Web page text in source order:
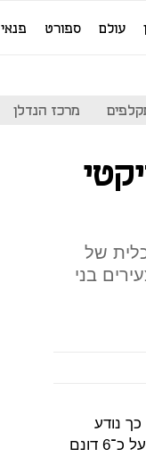
עולם ספורט פנאי
מרכז הנדלן
של
של כ־25% לזוגות צעירים בני
נודע
ל"כלכליסט". מדובר בשלושה מתחמים במרכז העיר המשתרעים יחד על כ־6 דונם